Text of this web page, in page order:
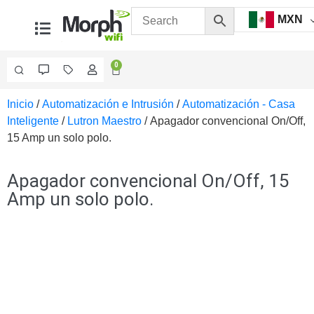
MXN
0
Videovigilancia
Accesorios
Generales
Ethernet y
FibraAccesorios
para
Inicio /Automatización e Intrusión /Automatización - Casa
Inteligente / Lutron Maestro / Apagador convencional On/Off,
15 Amp un solo polo.
Apagador convencional On/Off, 15
Amp un solo polo.